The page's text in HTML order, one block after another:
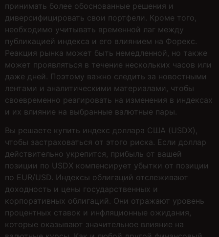
принимать более обоснованные решения и
диверсифицировать свои портфели. Кроме того,
необходимо учитывать временной лаг между
публикацией индекса и его влиянием на Форекс.
Реакция рынка может быть немедленной, но также
может проявляться в течение нескольких часов или
даже дней. Поэтому важно следить за новостными
лентами и аналитическими материалами, чтобы
своевременно реагировать на изменения в индексах
и их влияние на выбранные валютные пары.
Вы решаете купить индекс доллара США (USDX),
чтобы застраховаться от этого риска. Если доллар
действительно укрепится, прибыль от вашей
позиции по USDX компенсирует убытки от позиции
по EUR/USD. Индексы облигаций отслеживают
доходность и цены государственных и
корпоративных облигаций. Они отражают уровень
процентных ставок и инфляционные ожидания,
которые оказывают значительное влияние на